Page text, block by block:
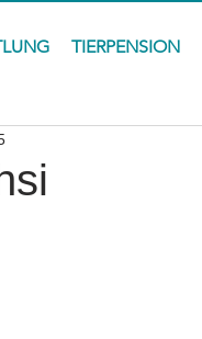
TIERPENSION